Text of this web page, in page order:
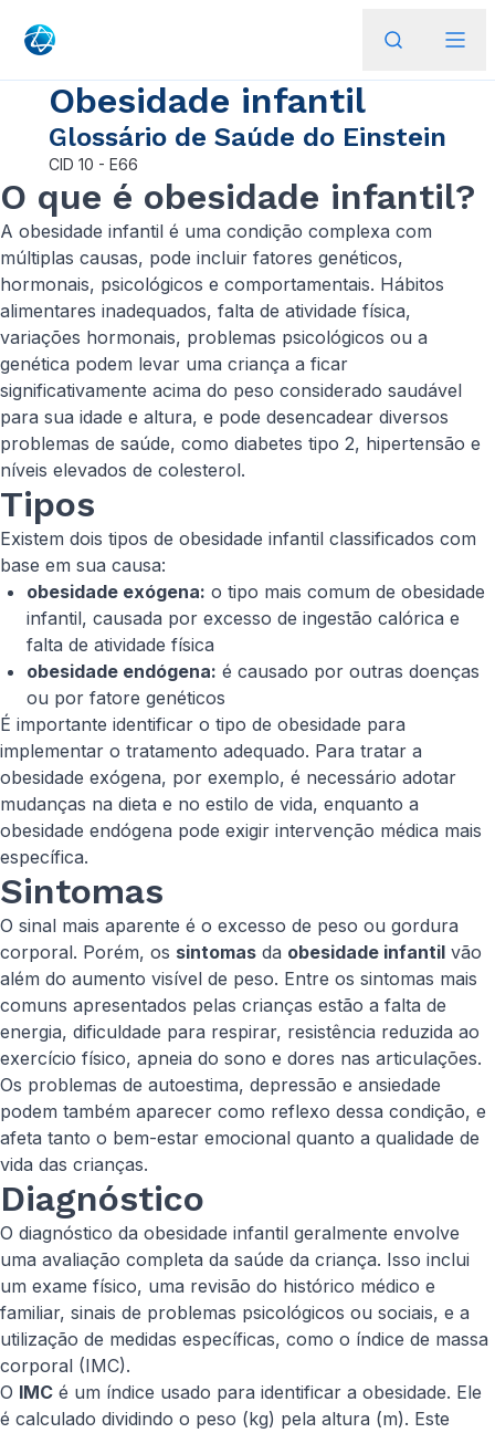
Obesidade infantil
Glossário de Saúde do Einstein
CID 10 - E66
O que é obesidade infantil?
A obesidade infantil é uma condição complexa com
múltiplas causas, pode incluir fatores genéticos,
hormonais, psicológicos e comportamentais. Hábitos
alimentares inadequados, falta de atividade física,
variações hormonais, problemas psicológicos ou a
genética podem levar uma criança a ficar
significativamente acima do peso considerado saudável
para sua idade e altura, e pode desencadear diversos
problemas de saúde, como diabetes tipo 2, hipertensão e
níveis elevados de colesterol.
Tipos
Existem dois tipos de obesidade infantil classificados com
base em sua causa:
obesidade exógena: o tipo mais comum de obesidade
infantil, causada por excesso de ingestão calórica e
falta de atividade física
obesidade endógena: é causado por outras doenças
ou por fatore genéticos
É importante identificar o tipo de obesidade para
implementar o tratamento adequado. Para tratar a
obesidade exógena, por exemplo, é necessário adotar
mudanças na dieta e no estilo de vida, enquanto a
obesidade endógena pode exigir intervenção médica mais
específica.
Sintomas
O sinal mais aparente é o excesso de peso ou gordura
corporal. Porém, os sintomas da obesidade infantil vão
além do aumento visível de peso. Entre os sintomas mais
comuns apresentados pelas crianças estão a falta de
energia, dificuldade para respirar, resistência reduzida ao
exercício físico, apneia do sono e dores nas articulações.
Os problemas de autoestima, depressão e ansiedade
podem também aparecer como reflexo dessa condição, e
afeta tanto o bem-estar emocional quanto a qualidade de
vida das crianças.
Diagnóstico
O diagnóstico da obesidade infantil geralmente envolve
uma avaliação completa da saúde da criança. Isso inclui
um exame físico, uma revisão do histórico médico e
familiar, sinais de problemas psicológicos ou sociais, e a
utilização de medidas específicas, como o índice de massa
corporal (IMC).
O IMC é um índice usado para identificar a obesidade. Ele
é calculado dividindo o peso (kg) pela altura (m). Este